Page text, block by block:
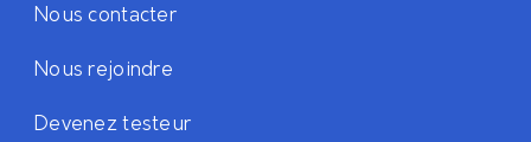
Nous contacter
Nous rejoindre
Devenez testeur